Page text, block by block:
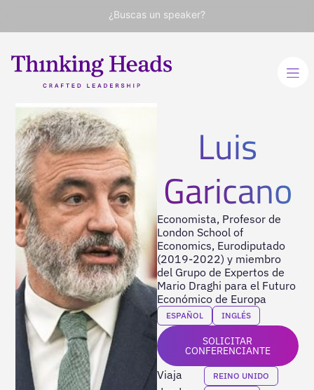
¿Buscas un speaker?
Luis
Garicano
Economista, Profesor de
London School of
Economics, Eurodiputado
(2019-2022) y miembro
del Grupo de Expertos de
Mario Draghi para el Futuro
Económico de Europa
ESPAÑOL INGLÉS
SOLICITAR
CONFERENCIANTE
Viaja
REINO UNIDO